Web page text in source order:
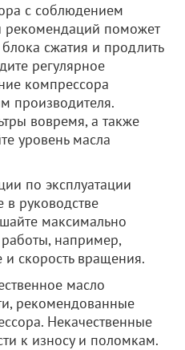
с соблюдением
рекомендаций поможет
сжатия и продлить
регулярное
компрессора
производителя.
вовремя, а также
уровень масла
по эксплуатации
в руководстве
максимально
например,
скорость вращения.
масло
рекомендованные
Некачественные
к износу и поломкам.